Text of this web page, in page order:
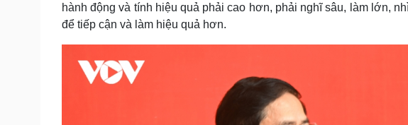
hành động và tính hiệu quả phải cao hơn, phải nghĩ sâu, làm lớn,
để tiếp cận và làm hiệu quả hơn.